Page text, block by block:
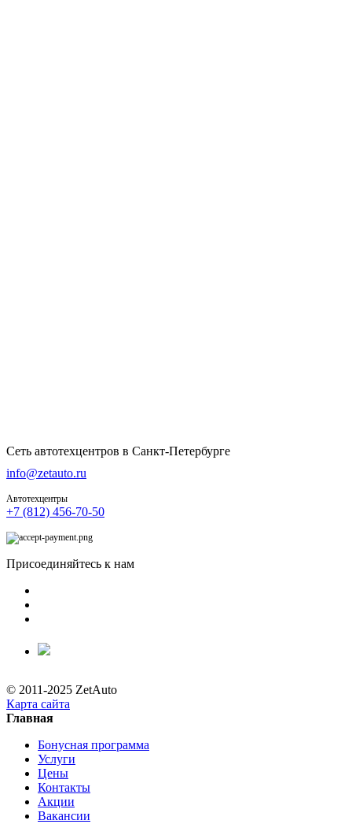
Сеть автотехцентров в Санкт-Петербурге
info@zetauto.ru
Автотехцентры
+7 (812) 456-70-50
Присоединяйтесь к нам
© 2011-2025 ZetAuto
Карта сайта
Главная
Бонусная программа
Услуги
Цены
Контакты
Акции
Вакансии